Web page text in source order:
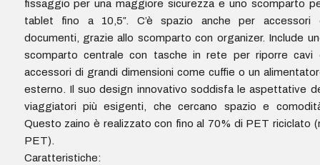
fissaggio per una maggiore sicurezza e uno scomparto
tablet fino a 10,5″. C’è spazio anche per accessori
documenti, grazie allo scomparto con organizer. Include
scomparto centrale con tasche in rete per riporre cavi
accessori di grandi dimensioni come cuffie o un
esterno. Il suo design innovativo soddisfa le aspettative
viaggiatori più esigenti, che cercano spazio e
Questo zaino è realizzato con fino al 70% di PET riciclato
PET).
Caratteristiche: